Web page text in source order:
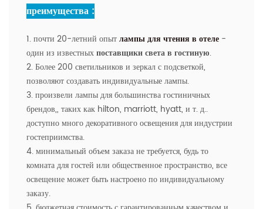
преимущества :
1. почти 20-летний опытлампы для чтения в отеле -
один из известныхпоставщики света в гостиную.
2. Более 200 светильников и зеркал с подсветкой,
позволяют создавать индивидуальные лампы.
3. произвели лампы для большинства гостиничных
брендов,, таких как hilton, marriott, hyatt, и т. д..
доступно много декоративного освещения для индустрии
гостеприимства.
4. минимальный объем заказа не требуется, будь то
комната для гостей или общественное пространство, все
освещение может быть настроено по индивидуальному
заказу.